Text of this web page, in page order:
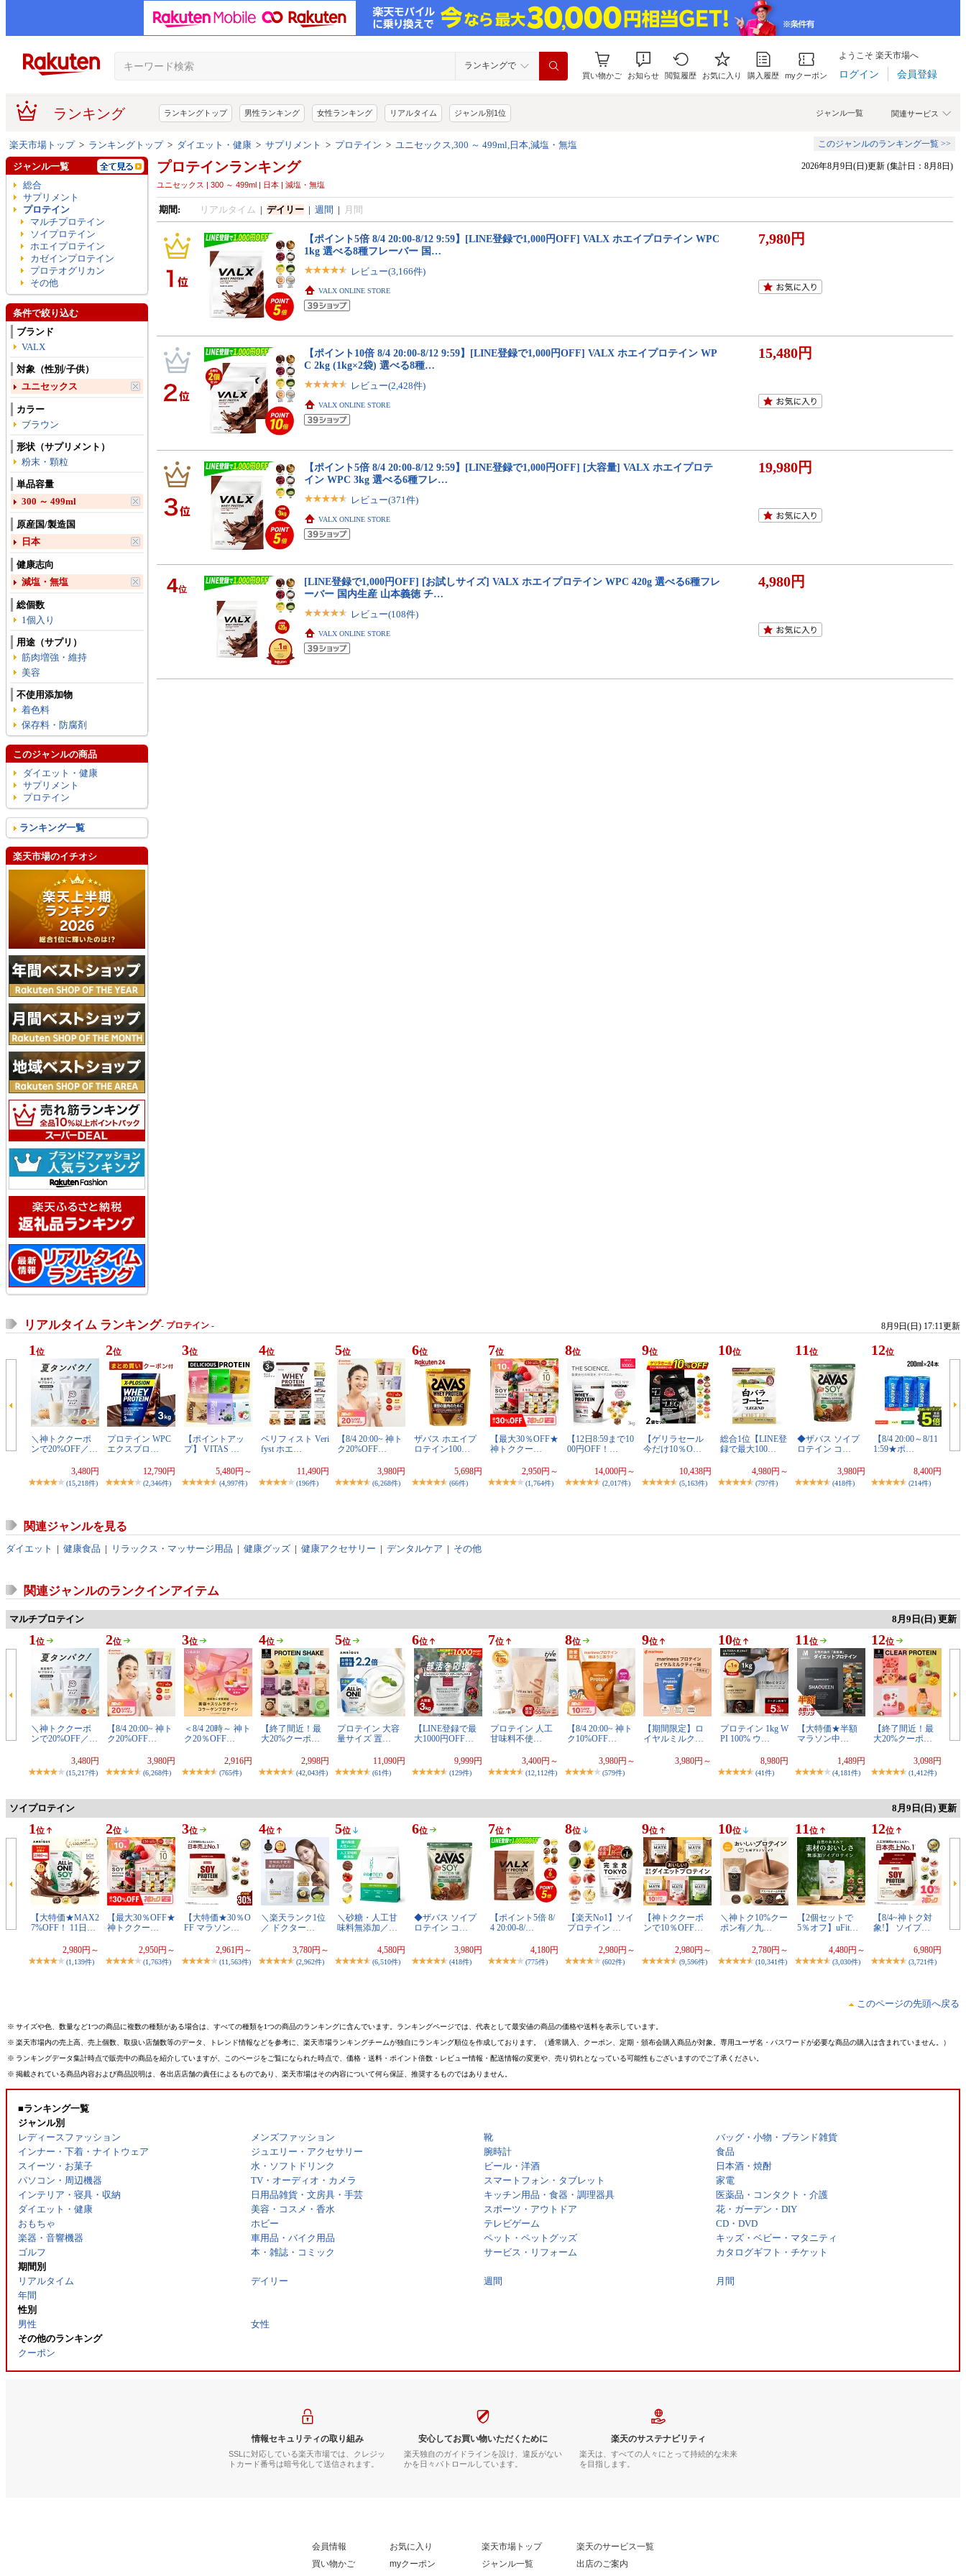
ランキングで
買い物かご お知らせ 閲覧履歴 お気に入り 購入履歴 myクーポン
ようこそ 楽天市場へ
ログイン 会員登録
ランキング 関連サービス
ジャンル一覧
ランキングトップ 男性ランキング 女性ランキング リアルタイム ジャンル別1位
楽天市場トップ> ランキングトップ> ダイエット・健康 > サプリメント > プロテイン > ユニセックス,300 ～ 499ml,日本,減塩・無塩 このジャンルのランキング一覧 >>
プロテインランキング
ユニセックス | 300 ～ 499ml | 日本 | 減塩・無塩
2026年8月9日(日)更新 (集計日：8月8日)
期間: リアルタイム | デイリー| 週間 | 月間
【ポイント5倍 8/4 20:00-8/12 9:59】[LINE登録で1,000円OFF] VALX ホエイプロテイン WPC
1kg 選べる8種フレーバー 国…
レビュー(3,166件)
VALX ONLINE STORE
7,980円
【ポイント10倍 8/4 20:00-8/12 9:59】[LINE登録で1,000円OFF] VALX ホエイプロテイン WP
C 2kg (1kg×2袋) 選べる8種…
レビュー(2,428件)
VALX ONLINE STORE
15,480円
【ポイント5倍 8/4 20:00-8/12 9:59】[LINE登録で1,000円OFF] [大容量] VALX ホエイプロテ
イン WPC 3kg 選べる6種フレ…
レビュー(371件)
VALX ONLINE STORE
19,980円
4位
[LINE登録で1,000円OFF] [お試しサイズ] VALX ホエイプロテイン WPC 420g 選べる6種フレ
ーバー 国内生産 山本義徳 チ…
レビュー(108件)
VALX ONLINE STORE
4,980円
ジャンル一覧
総合
サプリメント
プロテイン
マルチプロテイン
ソイプロテイン
ホエイプロテイン
カゼインプロテイン
プロテオグリカン
その他
条件で絞り込む
ブランド
VALX
対象（性別/子供）
ユニセックス
カラー
ブラウン
形状（サプリメント）
粉末・顆粒
単品容量
300 ～ 499ml
原産国/製造国
日本
健康志向
減塩・無塩
総個数
1個入り
用途（サプリ）
筋肉増強・維持
美容
不使用添加物
着色料
保存料・防腐剤
このジャンルの商品
ダイエット・健康
サプリメント
プロテイン
ランキング一覧
楽天市場のイチオシ
リアルタイム ランキング- プロテイン - 8月9日(日) 17:11更新
1 位
＼神トククーポ
ンで20%OFF／…
3,480円
(15,218件)
2位
プロテイン WPC
エクスプロ…
12,790円
(2,346件)
3位
【ポイントアッ
プ】 VITAS …
5,480円～
(4,997件)
4位
ベリフィスト Veri
fyst ホエ…
11,490円
(196件)
5位
【8/4 20:00~ 神ト
ク20%OFF…
3,980円
(6,268件)
6位
ザバス ホエイプ
ロテイン100…
5,698円
(66件)
7位
【最大30％OFF★
神トククー…
2,950円～
(1,764件)
8位
【12日8:59まで10
00円OFF！…
14,000円～
(2,017件)
9位
【ゲリラセール
今だけ10％O…
10,438円
(5,163件)
10位
総合1位【LINE登
録で最大100…
4,980円～
(797件)
11 位
◆ザバス ソイプ
ロテイン コ…
3,980円
(418件)
12位
【8/4 20:00～8/11
1:59★ポ…
8,400円
(214件)
関連ジャンルを見る
ダイエット | 健康食品 | リラックス・マッサージ用品 | 健康グッズ | 健康アクセサリー | デンタルケア | その他
関連ジャンルのランクインアイテム
マルチプロテイン 8月9日(日) 更新
1 位
＼神トククーポ
ンで20%OFF／…
3,480円
(15,217件)
2位
【8/4 20:00~ 神ト
ク20%OFF…
3,980円
(6,268件)
3位
＜8/4 20時～ 神ト
ク20％OFF…
2,916円
(765件)
4位
【終了間近！最
大20%クーポ…
2,998円
(42,043件)
5位
プロテイン 大容
量サイズ 置…
11,090円
(61件)
6位
【LINE登録で最
大1000円OFF…
9,999円
(129件)
7位
プロテイン 人工
甘味料不使…
3,400円～
(12,112件)
8位
【8/4 20:00~ 神ト
ク10%OFF…
3,980円～
(579件)
9位
【期間限定】ロ
イヤルミルク…
3,980円～
10位
プロテイン 1kg W
PI 100% ウ…
8,980円
(41件)
11 位
【大特価★半額
マラソン中…
1,489円
(4,181件)
12位
【終了間近！最
大20%クーポ…
3,098円
(1,412件)
ソイプロテイン 8月9日(日) 更新
1 位
【大特価★MAX2
7%OFF！ 11日…
2,980円～
(1,139件)
2位
【最大30％OFF★
神トククー…
2,950円～
(1,763件)
3位
【大特価★30％O
FF マラソン…
2,961円～
(11,563件)
4位
＼楽天ランク1位
／ ドクター…
3,780円～
(2,962件)
5位
＼砂糖・人工甘
味料無添加／…
4,580円
(6,510件)
6位
◆ザバス ソイプ
ロテイン コ…
3,980円
(418件)
7位
【ポイント5倍 8/
4 20:00-8/…
4,180円
(775件)
8位
【楽天No1】ソイ
プロテイン …
2,980円～
(602件)
9位
【神トククーポ
ンで10％OFF…
2,980円～
(9,596件)
10位
＼神トク10%クー
ポン有／九…
2,780円～
(10,341件)
11 位
【2個セットで
5％オフ】uFit…
4,480円～
(3,030件)
12位
【8/4~神トク対
象!】 ソイプ…
6,980円
(3,721件)
このページの先頭へ戻る
※ サイズや色、数量など1つの商品に複数の種類がある場合は、すべての種類を1つの商品のランキングに含んでいます。ランキングページでは、代表として最安値の商品の価格や送料を表示しています。
※ 楽天市場内の売上高、売上個数、取扱い店舗数等のデータ、トレンド情報などを参考に、楽天市場ランキングチームが独自にランキング順位を作成しております。（通常購入、クーポン、定期・頒布会購入商品が対象。専用ユーザ名・パスワードが必要な商品の購入は含まれていません。）
※ ランキングデータ集計時点で販売中の商品を紹介していますが、このページをご覧になられた時点で、価格・送料・ポイント倍数・レビュー情報・配送情報の変更や、売り切れとなっている可能性もございますのでご了承ください。
※ 掲載されている商品内容および商品説明は、各出店店舗の責任によるものであり、楽天市場はその内容について何ら保証、推奨するものではありません。
■ランキング一覧
ジャンル別
レディースファッション
メンズファッション 靴
バッグ・小物・ブランド雑貨
インナー・下着・ナイトウェア
ジュエリー・アクセサリー 腕時計
食品
スイーツ・お菓子
水・ソフトドリンク ビール・洋酒
日本酒・焼酎
パソコン・周辺機器
TV・オーディオ・カメラ スマートフォン・タブレット
家電
インテリア・寝具・収納
日用品雑貨・文房具・手芸 キッチン用品・食器・調理器具
医薬品・コンタクト・介護
ダイエット・健康
美容・コスメ・香水 スポーツ・アウトドア
花・ガーデン・DIY
おもちゃ
ホビー テレビゲーム
CD・DVD
楽器・音響機器
車用品・バイク用品 ペット・ペットグッズ
キッズ・ベビー・マタニティ
ゴルフ
本・雑誌・コミック サービス・リフォーム
カタログギフト・チケット
期間別
リアルタイム
デイリー 週間
月間
年間
性別
男性
女性
その他のランキング
クーポン
情報セキュリティの取り組み
SSLに対応している楽天市場では、クレジッ
トカード番号は暗号化して送信されます。
安心してお買い物いただくために
楽天独自のガイドラインを設け、違反がない
かを日々パトロールしています。
楽天のサステナビリティ
楽天は、すべての人々にとって持続的な未来
を目指します。
会員情報
買い物かご
お気に入り
myクーポン
楽天市場トップ
ジャンル一覧
楽天のサービス一覧
出店のご案内